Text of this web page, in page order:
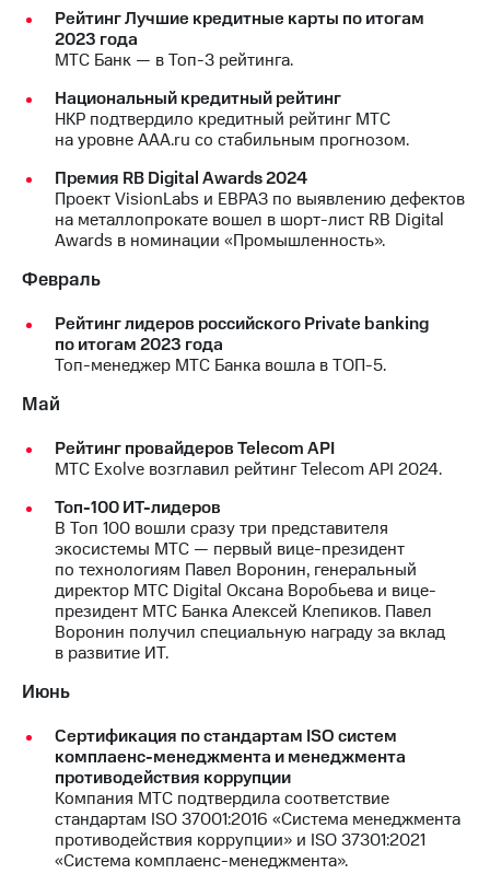
МТС
о технологиях
Достижения
Интервью
Финансовая
отчетность
Контакты
Пригласить
и акционерам
Корпоративное
секретарь
Раскрытие
Информация
акционерам
Документы
ПАО
"МТС"
Собрания
акционеров
Личный
Акционерный
капитал
Контроль
и
аудит
Рынок
акций
Рейтинг Лучшие кредитные карты по итогам
2023 года
МТС Банк — в Топ-3 рейтинга.
Национальный кредитный рейтинг
НКР подтвердило кредитный рейтинг МТС
на уровне AAA.ru со стабильным прогнозом.
Премия RB Digital Awards 2024
Проект VisionLabs и ЕВРАЗ по выявлению дефектов
на металлопрокате вошел в шорт-лист RB Digital
Awards в номинации «Промышленность».
Февраль
Рейтинг лидеров российского Private banking
по итогам 2023 года
Топ-менеджер МТС Банка вошла в ТОП-5.
Май
Рейтинг провайдеров Telecom API
МТС Exolve возглавил рейтинг Telecom API 2024.
Топ-100 ИТ-лидеров
В Топ 100 вошли сразу три представителя
экосистемы МТС — первый вице-президент
по технологиям Павел Воронин, генеральный
директор МТС Digital Оксана Воробьева и вице-
президент МТС Банка Алексей Клепиков. Павел
Воронин получил специальную награду за вклад
в развитие ИТ.
Июнь
Сертификация по стандартам ISO систем
комплаенс-менеджмента и менеджмента
противодействия коррупции
Компания МТС подтвердила соответствие
стандартам ISO 37001:2016 «Система менеджмента
противодействия коррупции» и ISO 37301:2021
«Система комплаенс-менеджмента».